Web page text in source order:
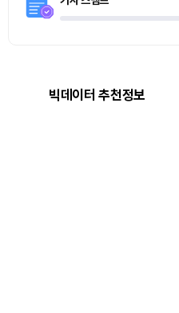
빅데이터 추천정보